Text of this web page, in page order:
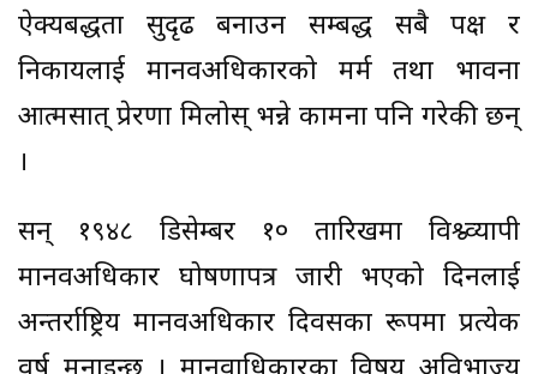
ऐक्यबद्धता सुदृढ बनाउन सम्बद्ध सबै पक्ष र
निकायलाई मानवअधिकारको मर्म तथा भावना
आत्मसात् प्रेरणा मिलोस् भन्ने कामना पनि गरेकी छन्
।
सन् १९४८ डिसेम्बर १० तारिखमा विश्व्व्यापी
मानवअधिकार घोषणापत्र जारी भएको दिनलाई
अन्तर्राष्ट्रिय मानवअधिकार दिवसका रूपमा प्रत्येक